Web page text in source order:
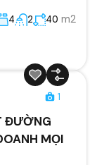
4 2 40 m2
1
ĐƯỜNG
MỌI